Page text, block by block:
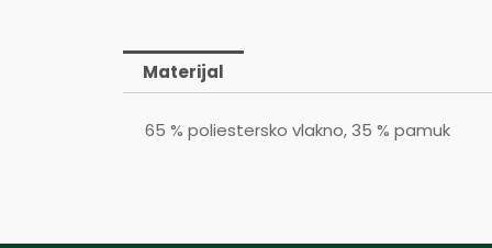
Materijal
65 % poliestersko vlakno, 35 % pamuk